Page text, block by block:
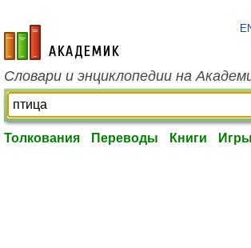
academic.ru
Словари и энциклопедии на
Толкования Переводы Книги